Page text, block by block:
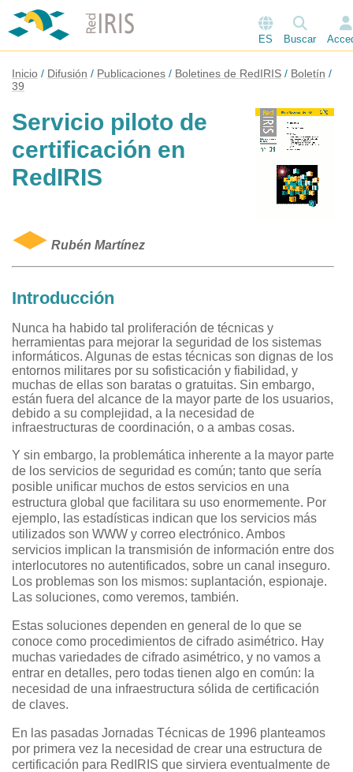
ES Buscar
Inicio Difusión Publicaciones Boletines de RedIRIS
Boletín
39
Servicio piloto de
certificación en
RedIRIS
Rubén Martínez
Introducción
Nunca ha habido tal proliferación de técnicas y
herramientas para mejorar la seguridad de los sistemas
informáticos. Algunas de estas técnicas son dignas de los
entornos militares por su sofisticación y fiabilidad, y
muchas de ellas son baratas o gratuitas. Sin embargo,
están fuera del alcance de la mayor parte de los usuarios,
debido a su complejidad, a la necesidad de
infraestructuras de coordinación, o a ambas cosas.
Y sin embargo, la problemática inherente a la mayor parte
de los servicios de seguridad es común; tanto que sería
posible unificar muchos de estos servicios en una
estructura global que facilitara su uso enormemente. Por
ejemplo, las estadísticas indican que los servicios más
utilizados son WWW y correo electrónico. Ambos
servicios implican la transmisión de información entre dos
interlocutores no autentificados, sobre un canal inseguro.
Los problemas son los mismos: suplantación, espionaje.
Las soluciones, como veremos, también.
Estas soluciones dependen en general de lo que se
conoce como procedimientos de cifrado asimétrico. Hay
muchas variedades de cifrado asimétrico, y no vamos a
entrar en detalles, pero todas tienen algo en común: la
necesidad de una infraestructura sólida de certificación
de claves.
En las pasadas Jornadas Técnicas de 1996 planteamos
por primera vez la necesidad de crear una estructura de
certificación para RedIRIS que sirviera eventualmente de